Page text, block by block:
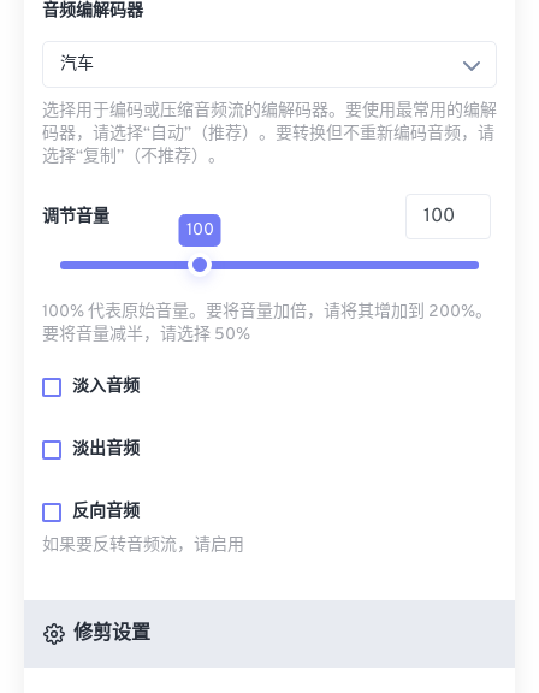
音频编解码器
汽车
选择用于编码或压缩音频流的编解码器。要使用最常用的编解
码器，请选择“自动”（推荐）。要转换但不重新编码音频，请
选择“复制”（不推荐）。
调节音量
100
100% 代表原始音量。要将音量加倍，请将其增加到 200%。
要将音量减半，请选择 50%
淡入音频
淡出音频
反向音频
如果要反转音频流，请启用
修剪设置